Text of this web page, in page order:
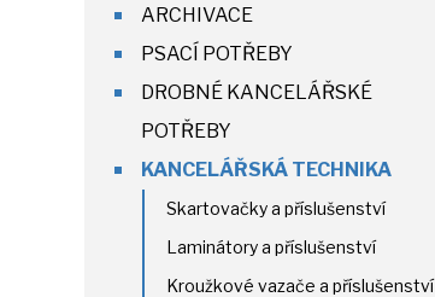
ARCHIVACE
PSACÍ POTŘEBY
DROBNÉ KANCELÁŘSKÉ
POTŘEBY
KANCELÁŘSKÁ TECHNIKA
Skartovačky a příslušenství
Laminátory a příslušenství
Kroužkové vazače a příslušenství